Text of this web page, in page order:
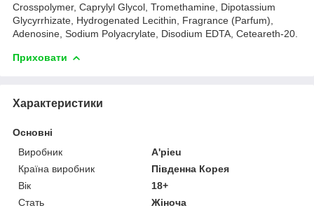
Crosspolymer, Caprylyl Glycol, Tromethamine, Dipotassium
Glycyrrhizate, Hydrogenated Lecithin, Fragrance (Parfum),
Adenosine, Sodium Polyacrylate, Disodium EDTA, Ceteareth-20.
Приховати
Характеристики
Основні
Виробник
A'pieu
Країна виробник
Південна Корея
Вік
18+
Стать
Жіноча